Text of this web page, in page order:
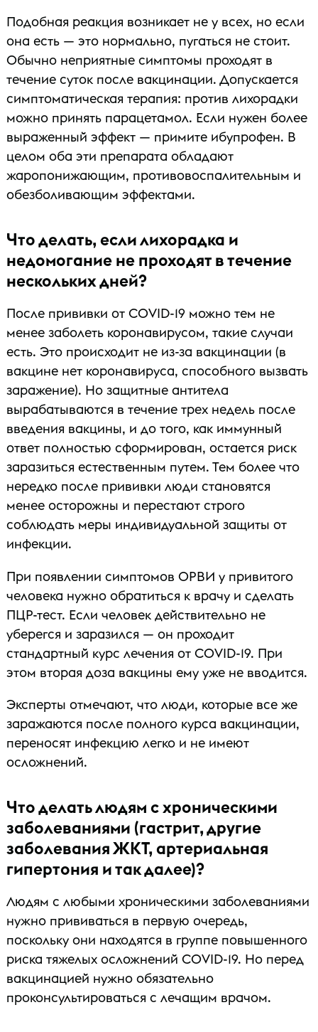
Подобная реакция возникает не у всех, но если
она есть — это нормально, пугаться не стоит.
Обычно неприятные симптомы проходят в
течение суток после вакцинации. Допускается
симптоматическая терапия: против лихорадки
можно принять парацетамол. Если нужен более
выраженный эффект — примите ибупрофен. В
целом оба эти препарата обладают
жаропонижающим, противовоспалительным и
обезболивающим эффектами.
Что делать, если лихорадка и
недомогание не проходят в течение
нескольких дней?
После прививки от COVID-19 можно тем не
менее заболеть коронавирусом, такие случаи
есть. Это происходит не из-за вакцинации (в
вакцине нет коронавируса, способного вызвать
заражение). Но защитные антитела
вырабатываются в течение трех недель после
введения вакцины, и до того, как иммунный
ответ полностью сформирован, остается риск
заразиться естественным путем. Тем более что
нередко после прививки люди становятся
менее осторожны и перестают строго
соблюдать меры индивидуальной защиты от
инфекции.
При появлении симптомов ОРВИ у привитого
человека нужно обратиться к врачу и сделать
ПЦР-тест. Если человек действительно не
уберегся и заразился — он проходит
стандартный курс лечения от COVID-19. При
этом вторая доза вакцины ему уже не вводится.
Эксперты отмечают, что люди, которые все же
заражаются после полного курса вакцинации,
переносят инфекцию легко и не имеют
осложнений.
Что делать людям с хроническими
заболеваниями (гастрит, другие
заболевания ЖКТ, артериальная
гипертония и так далее)?
Людям с любыми хроническими заболеваниями
нужно прививаться в первую очередь,
поскольку они находятся в группе повышенного
риска тяжелых осложнений COVID-19. Но перед
вакцинацией нужно обязательно
проконсультироваться с лечащим врачом.